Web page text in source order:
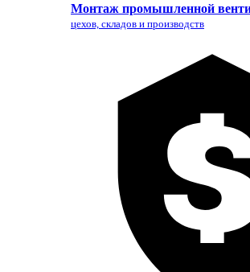
Монтаж промышленной
цехов, складов и производств